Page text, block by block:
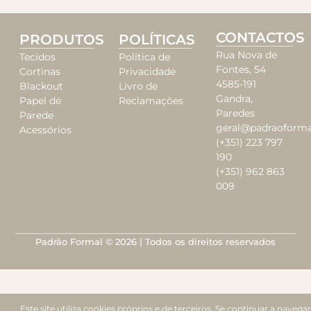
PRODUTOS
Tecidos
Cortinas
Blackout
Papel de
Parede
Acessórios
POLÍTICAS
Política de
Privacidade
Livro de
Reclamações
CONTACTOS
Rua Nova de
Fontes, 54
4585-191
Gandra,
Paredes
(+351) 223 797
190
(+351) 962 863
009
Padrão Formal © 2026 | Todos os direitos reservados
Este site utiliza cookies próprios e de terceiros. Se continuar a